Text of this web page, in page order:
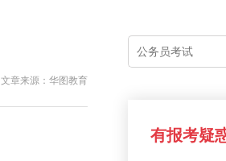
文章来源：华图教育
有报考疑